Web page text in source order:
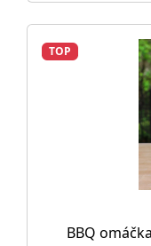
TOP
BBQ